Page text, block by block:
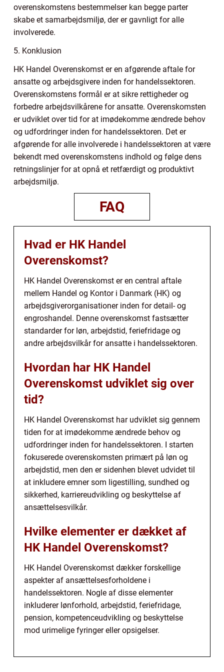
overenskomstens bestemmelser kan begge parter
skabe et samarbejdsmiljø, der er gavnligt for alle
involverede.
5. Konklusion
HK Handel Overenskomst er en afgørende aftale for
ansatte og arbejdsgivere inden for handelssektoren.
Overenskomstens formål er at sikre rettigheder og
forbedre arbejdsvilkårene for ansatte. Overenskomsten
er udviklet over tid for at imødekomme ændrede behov
og udfordringer inden for handelssektoren. Det er
afgørende for alle involverede i handelssektoren at være
bekendt med overenskomstens indhold og følge dens
retningslinjer for at opnå et retfærdigt og produktivt
arbejdsmiljø.
FAQ
Hvad er HK Handel
Overenskomst?
HK Handel Overenskomst er en central aftale
mellem Handel og Kontor i Danmark (HK) og
arbejdsgiverorganisationer inden for detail- og
engroshandel. Denne overenskomst fastsætter
standarder for løn, arbejdstid, feriefridage og
andre arbejdsvilkår for ansatte i handelssektoren.
Hvordan har HK Handel
Overenskomst udviklet sig over
tid?
HK Handel Overenskomst har udviklet sig gennem
tiden for at imødekomme ændrede behov og
udfordringer inden for handelssektoren. I starten
fokuserede overenskomsten primært på løn og
arbejdstid, men den er sidenhen blevet udvidet til
at inkludere emner som ligestilling, sundhed og
sikkerhed, karriereudvikling og beskyttelse af
ansættelsesvilkår.
Hvilke elementer er dækket af
HK Handel Overenskomst?
HK Handel Overenskomst dækker forskellige
aspekter af ansættelsesforholdene i
handelssektoren. Nogle af disse elementer
inkluderer lønforhold, arbejdstid, feriefridage,
pension, kompetenceudvikling og beskyttelse
mod urimelige fyringer eller opsigelser.